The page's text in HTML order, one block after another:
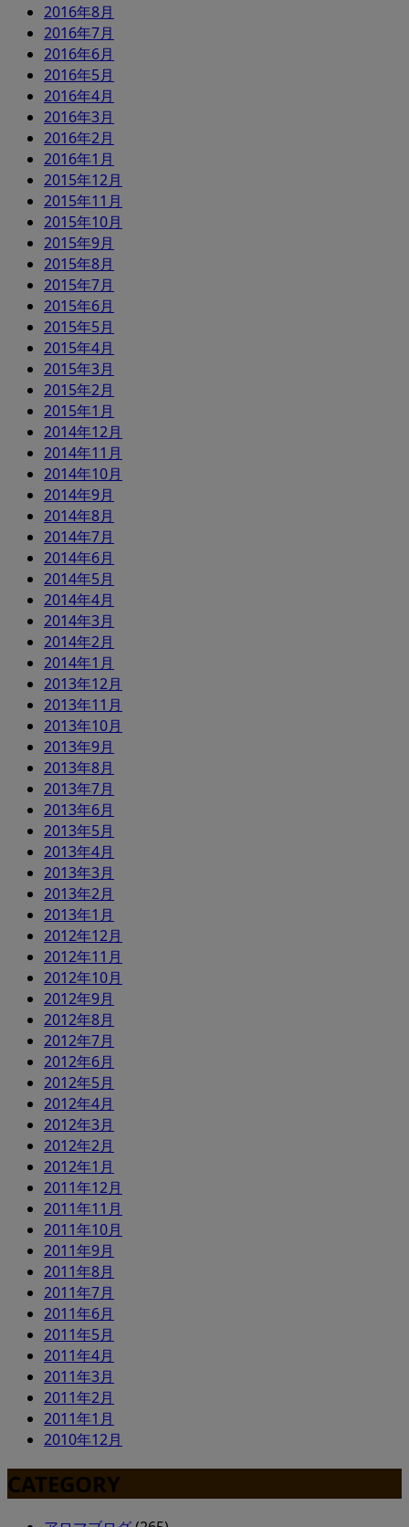
2016年8月
2016年7月
2016年6月
2016年5月
2016年4月
2016年3月
2016年2月
2016年1月
2015年12月
2015年11月
2015年10月
2015年9月
2015年8月
2015年7月
2015年6月
2015年5月
2015年4月
2015年3月
2015年2月
2015年1月
2014年12月
2014年11月
2014年10月
2014年9月
2014年8月
2014年7月
2014年6月
2014年5月
2014年4月
2014年3月
2014年2月
2014年1月
2013年12月
2013年11月
2013年10月
2013年9月
2013年8月
2013年7月
2013年6月
2013年5月
2013年4月
2013年3月
2013年2月
2013年1月
2012年12月
2012年11月
2012年10月
2012年9月
2012年8月
2012年7月
2012年6月
2012年5月
2012年4月
2012年3月
2012年2月
2012年1月
2011年12月
2011年11月
2011年10月
2011年9月
2011年8月
2011年7月
2011年6月
2011年5月
2011年4月
2011年3月
2011年2月
2011年1月
2010年12月
CATEGORY